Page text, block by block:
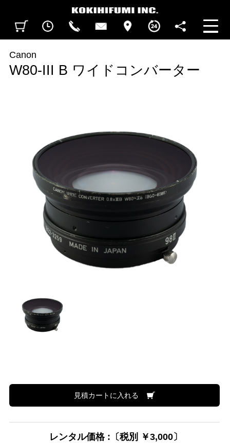
BUSINESS HOURS
FOLLOW US
Canon
W80-III B ワイドコンバーター
見積カートに入れる
レンタル価格 :〔税別 ￥3,000〕